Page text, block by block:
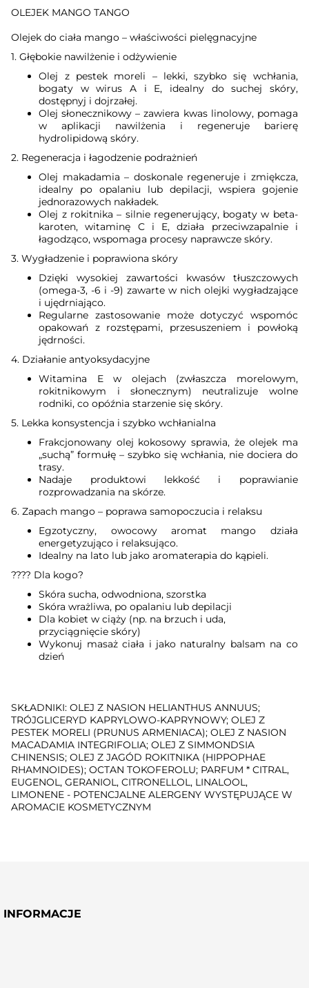
OLEJEK MANGO TANGO
Olejek do ciała mango – właściwości pielęgnacyjne
1. Głębokie nawilżenie i odżywienie
Olej z pestek moreli – lekki, szybko się wchłania,
bogaty w wirus A i E, idealny do suchej skóry,
dostępnyj i dojrzałej.
Olej słonecznikowy – zawiera kwas linolowy, pomaga
w aplikacji nawilżenia i regeneruje barierę
hydrolipidową skóry.
2. Regeneracja i łagodzenie podrażnień
Olej makadamia – doskonale regeneruje i zmiękcza,
idealny po opalaniu lub depilacji, wspiera gojenie
jednorazowych nakładek.
Olej z rokitnika – silnie regenerujący, bogaty w beta-
karoten, witaminę C i E, działa przeciwzapalnie i
łagodząco, wspomaga procesy naprawcze skóry.
3. Wygładzenie i poprawiona skóry
Dzięki wysokiej zawartości kwasów tłuszczowych
(omega-3, -6 i -9) zawarte w nich olejki wygładzające
i ujędrniająco.
Regularne zastosowanie może dotyczyć wspomóc
opakowań z rozstępami, przesuszeniem i powłoką
jędrności.
4. Działanie antyoksydacyjne
Witamina E w olejach (zwłaszcza morelowym,
rokitnikowym i słonecznym) neutralizuje wolne
rodniki, co opóźnia starzenie się skóry.
5. Lekka konsystencja i szybko wchłanialna
Frakcjonowany olej kokosowy sprawia, że olejek ma
„suchą” formułę – szybko się wchłania, nie dociera do
trasy.
Nadaje produktowi lekkość i poprawianie
rozprowadzania na skórze.
6. Zapach mango – poprawa samopoczucia i relaksu
Egzotyczny, owocowy aromat mango działa
energetyzująco i relaksująco.
Idealny na lato lub jako aromaterapia do kąpieli.
???? Dla kogo?
Skóra sucha, odwodniona, szorstka
Skóra wrażliwa, po opalaniu lub depilacji
Dla kobiet w ciąży (np. na brzuch i uda,
przyciągnięcie skóry)
Wykonuj masaż ciała i jako naturalny balsam na co
dzień
SKŁADNIKI: OLEJ Z NASION HELIANTHUS ANNUUS;
TRÓJGLICERYD KAPRYLOWO-KAPRYNOWY; OLEJ Z
PESTEK MORELI (PRUNUS ARMENIACA); OLEJ Z NASION
MACADAMIA INTEGRIFOLIA; OLEJ Z SIMMONDSIA
CHINENSIS; OLEJ Z JAGÓD ROKITNIKA (HIPPOPHAE
RHAMNOIDES); OCTAN TOKOFEROLU; PARFUM * CITRAL,
EUGENOL, GERANIOL, CITRONELLOL, LINALOOL,
LIMONENE - POTENCJALNE ALERGENY WYSTĘPUJĄCE W
AROMACIE KOSMETYCZNYM
INFORMACJE